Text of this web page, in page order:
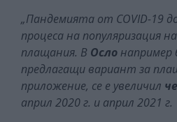
„Пандемията от COVID-19
процеса на популяризация
плащания. В Ослонапример
предлагащи вариант за
приложение, се е увеличил
април 2020 г. и април 2021 г.